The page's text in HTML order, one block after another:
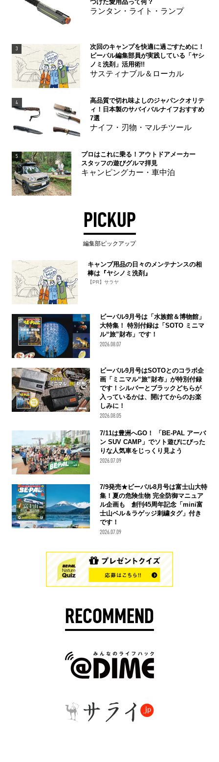
つけた愛用品って何？
ランタン・ライト・ランプ
3
次回のキャンプを快適に過ごすために！
ビーパル編集部員が実践している「ヤシ
ノミ洗剤」活用術!!
サスティナブル＆ローカル
4
高品質で切れ味よしのジャパンクオリテ
ィ！日本製のサバイバルナイフおすすめ
7選
ナイフ・刃物・マルチツール
5
プロはこれに乗る！アウトドアメーカー
スタッフの遊びグルマ拝見
キャンピングカー・車中泊
PICKUP
編集部ピックアップ
キャンプ用品の日々のメンテナンスの相
棒は『ヤシノミ洗剤』
【PR】サラヤ
ビーパル9月号は「水族館＆博物館」
大特集！ 特別付録は「SOTO ミニマ
ル“旅”財布」です！
2026.08.07
ビーパル9月号はSOTOとのコラボ企
画「ミニマル“旅”財布」が特別付録
です！シルバーとブラックどちらが
入っているかは、開けてからのお楽
しみに！
2026.08.05
7/11は豊洲へGO！ 「BE-PAL アーバ
ン SUV CAMP」でソト遊びにぴった
りな人気車をじっくり見よう
2026.07.09
7/9発売★ビーパル8月号は富士山大特
集！夏の危険生物 完全防御マニュア
ル企画も 創刊45周年記念「mini富
士山ベル＆ラゲッジ刺繍タグ」付き
です！
2026.07.09
RECOMMEND